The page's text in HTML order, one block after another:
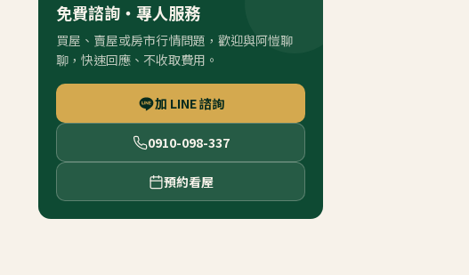
免費諮詢・專人服務
買屋、賣屋或房市行情問題，歡迎與阿愷聊
聊，快速回應、不收取費用。
加 LINE 諮詢
0910-098-337
預約看屋